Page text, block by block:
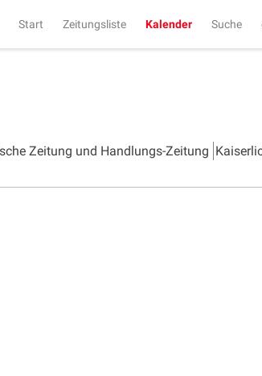
Start Zeitungsliste Kalender Suche
Zeitung und Handlungs-Zeitung